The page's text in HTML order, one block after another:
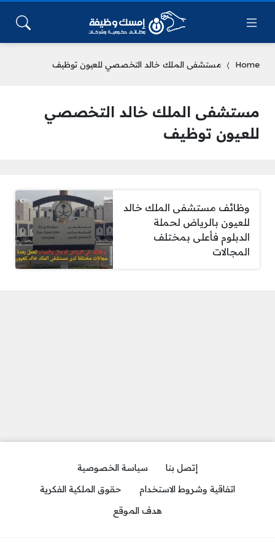
Home مستشفى الملك خالد التخصصي للعيون توظيف
مستشفى الملك خالد التخصصي
للعيون توظيف
وظائف مستشفى الملك خالد
للعيون بالرياض لحملة
الدبلوم فأعلى بمختلف
المجالات
إتصل بنا
سياسة الخصوصية
اتفاقية وشروط الاستخدام
حقوق الملكية الفكرية
هدف الموقع